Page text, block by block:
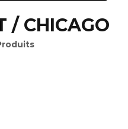
/ CHICAGO